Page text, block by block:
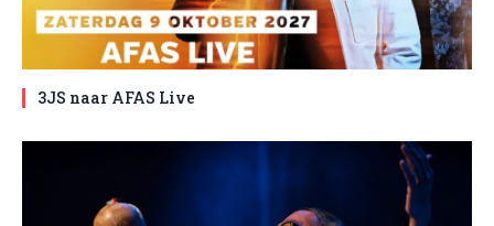
3JS naar AFAS Live